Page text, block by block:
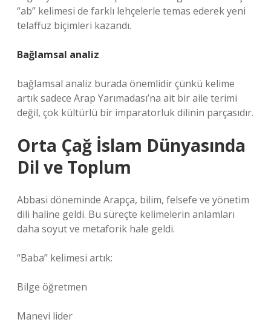
“ab” kelimesi de farklı lehçelerle temas ederek yeni
telaffuz biçimleri kazandı.
Bağlamsal analiz
bağlamsal analiz burada önemlidir çünkü kelime
artık sadece Arap Yarımadası’na ait bir aile terimi
değil, çok kültürlü bir imparatorluk dilinin parçasıdır.
Orta Çağ İslam Dünyasında
Dil ve Toplum
Abbasi döneminde Arapça, bilim, felsefe ve yönetim
dili haline geldi. Bu süreçte kelimelerin anlamları
daha soyut ve metaforik hale geldi.
“Baba” kelimesi artık:
Bilge öğretmen
Manevi lider